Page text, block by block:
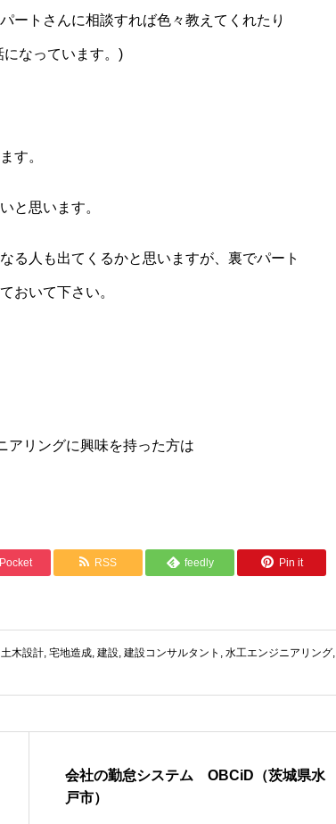
ートさんに相談すれば色々教えてくれたり
なっています。)
す。
と思います。
る人も出てくるかと思いますが、裏でパート
おいて下さい。
アリングに興味を持った方は
Pocket RSS feedly Pin it
土木設計, 宅地造成, 建設, 建設コンサルタント , 水工エンジニアリング,
会社の勤怠システム OBCiD（茨城県水
戸市）